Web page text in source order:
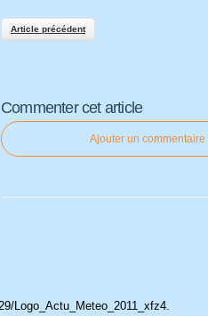
Article précédent
Commenter cet article
Ajouter un commentaire